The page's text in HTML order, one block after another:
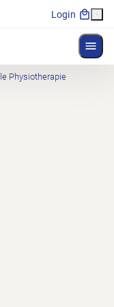
Login
Physiotherapie